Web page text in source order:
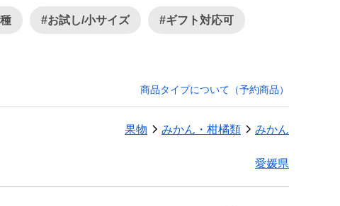
#お試し/小サイズ #ギフト対応可
商品タイプについて（予約商品）
果物 みかん・柑橘類 みかん
愛媛県